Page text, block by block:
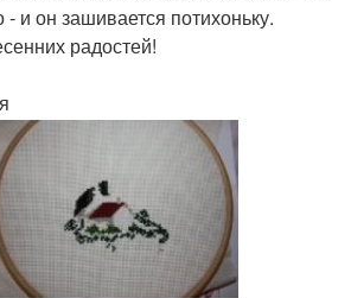
и он зашивается потихоньку.
радостей!